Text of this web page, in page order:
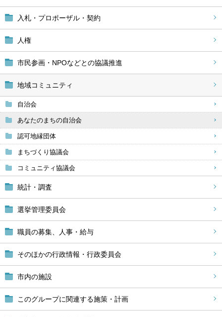
入札・プロポーザル・契約
人権
市民参画・NPOなどとの協議推進
地域コミュニティ
自治会
あなたのまちの自治会
認可地縁団体
まちづくり協議会
コミュニティ協議会
統計・調査
選挙管理委員会
職員の募集、人事・給与
そのほかの行政情報・行政委員会
市内の施設
このグループに関連する施策・計画